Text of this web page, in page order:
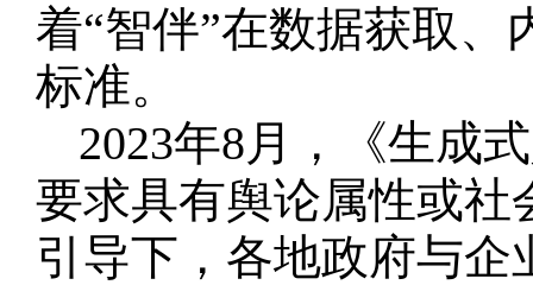
着“智伴”在数据获取
标准。
2023年8月，《生成
要求具有舆论属性或
引导下，各地政府与